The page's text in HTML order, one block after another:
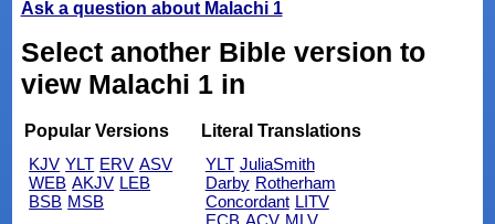
Ask a question about Malachi 1
Select another Bible version to
view Malachi 1 in
Popular Versions
KJV YLT ERV ASV
WEB AKJV LEB
BSB MSB
Literal Translations
YLT JuliaSmith
Darby Rotherham
Concordant LITV